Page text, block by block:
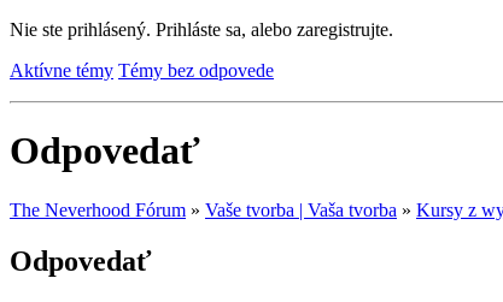
Nie ste prihlásený. Prihláste sa, alebo zaregistrujte.
Aktívne témy Témy bez odpovede
Odpovedať
The Neverhood Fórum » Vaše tvorba | Vaša tvorba » Kursy z
Odpovedať